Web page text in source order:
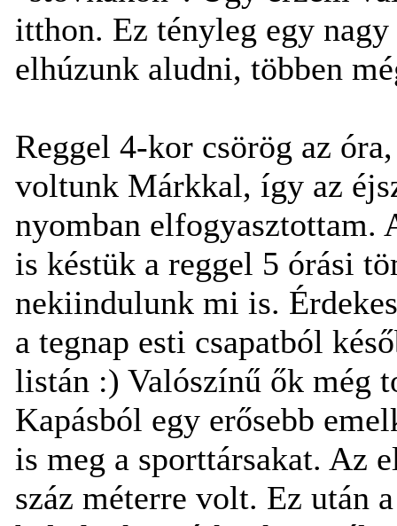
itthon. Ez tényleg egy
elhúzunk aludni, többen
Reggel 4-kor csörög az
voltunk Márkkal, így az
nyomban elfogyasztottam.
is késtük a reggel 5 órási
nekiindulunk mi is.
a tegnap esti csapatból
listán :) Valószínű ők még
Kapásból egy erősebb
is meg a sporttársakat. Az
száz méterre volt. Ez után